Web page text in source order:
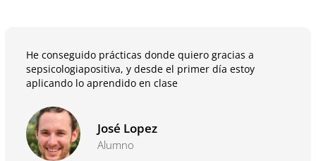
He conseguido prácticas donde quiero gracias a
sepsicologiapositiva, y desde el primer día estoy
aplicando lo aprendido en clase
José Lopez
Alumno